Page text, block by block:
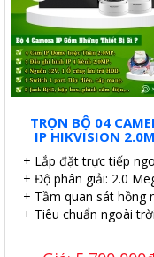
TRỌN BỘ 04
IP HIKVISION
+ Lắp đặt trực tiếp
+ Độ phân giải: 2.0
+ Tầm quan sát hồng
+ Tiêu chuẩn ngoài trời